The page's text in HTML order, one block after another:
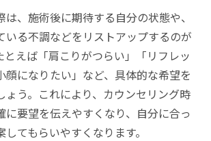
、施術後に期待する自分の状態や、
いる不調などをリストアップするのが
とえば「肩こりがつらい」「リフレッ
顔になりたい」など、具体的な希望を
ょう。これにより、カウンセリング時
に要望を伝えやすくなり、自分に合っ
てもらいやすくなります。